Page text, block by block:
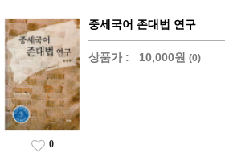
중세국어 존대법 연구
상품가 : 10,000원 (0)
0